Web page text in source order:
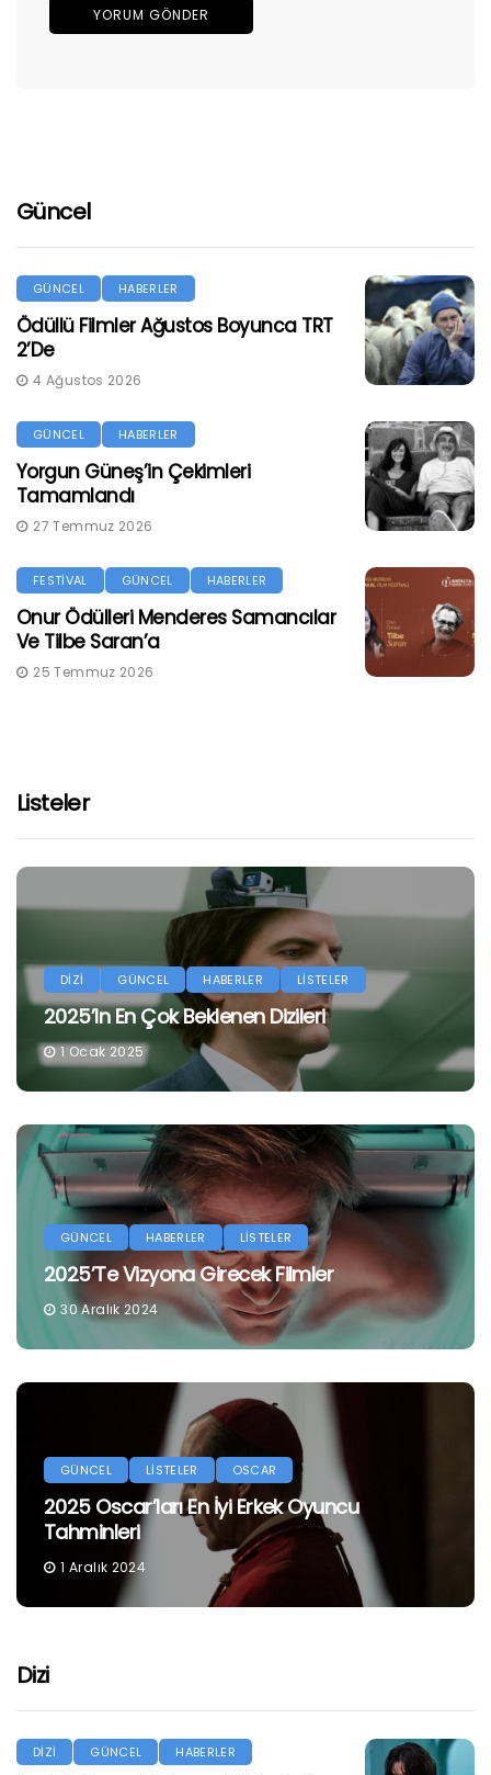
Güncel
GÜNCEL HABERLER
Ödüllü Filmler Ağustos Boyunca TRT
2’de
4 Ağustos 2026
GÜNCEL HABERLER
Yorgun Güneş’in Çekimleri
Tamamlandı
27 Temmuz 2026
FESTİVAL GÜNCEL HABERLER
Onur Ödülleri Menderes Samancılar
Ve Tilbe Saran’a
25 Temmuz 2026
Listeler
DİZİ GÜNCEL HABERLER LİSTELER
2025’in En Çok Beklenen Dizileri
1 Ocak 2025
GÜNCEL HABERLER LİSTELER
2025’te Vizyona Girecek Filmler
30 Aralık 2024
GÜNCEL LİSTELER OSCAR
2025 Oscar’ları En İyi Erkek Oyuncu
Tahminleri
1 Aralık 2024
Dizi
DİZİ GÜNCEL HABERLER